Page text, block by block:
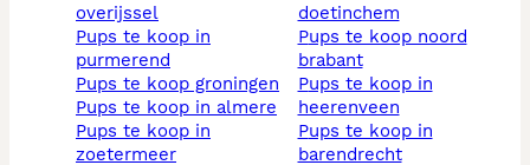
overijssel
pups te koop in
purmerend
pups te koop groningen
pups te koop in almere
pups te koop in
zoetermeer
doetinchem
pups te koop noord
brabant
pups te koop in
heerenveen
pups te koop in
barendrecht